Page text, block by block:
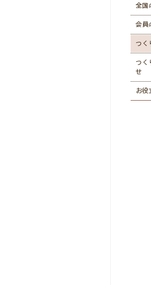
全国
会員
つく
つく
せ
お役